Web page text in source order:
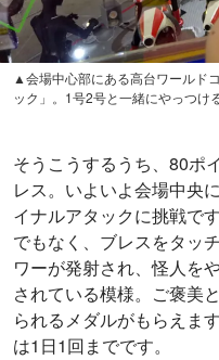
▲会場中心部にある高台ワールド
ック」。1号2号と一緒にやっつけ
そうこうするうち、80ポ
レス。いよいよ会場中央
イナルアタックに挑戦で
でもなく、ブレスをタッ
ワーが発射され、怪人を
されている模様。ご褒美
られるメダルがもらえま
は1日1回までです。